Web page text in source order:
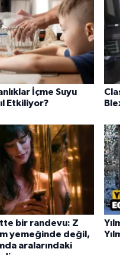
İçme Suyu
Etkiliyor?
bir randevu: Z
yemeğinde değil,
aralarındaki